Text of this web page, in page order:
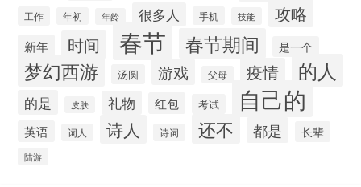
工作 年初 年龄 很多人 手机 技能 攻略
新年 时间 春节 春节期间 是一个
梦幻西游 汤圆 游戏 父母 疫情 的人
的是 皮肤 礼物 红包 考试 自己的
英语 词人 诗人 诗词 还不 都是 长辈
陆游